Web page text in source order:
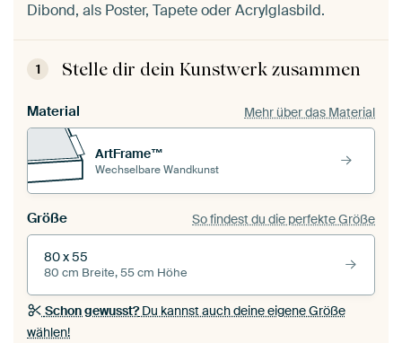
Dibond, als Poster, Tapete oder Acrylglasbild.
1 Stelle dir dein Kunstwerk zusammen
Material Mehr über das Material
ArtFrame™
Wechselbare Wandkunst
Größe So findest du die perfekte Größe
80 x 55
80 cm Breite, 55 cm Höhe
Schon gewusst?Du kannst auch deine eigene Größe
wählen!